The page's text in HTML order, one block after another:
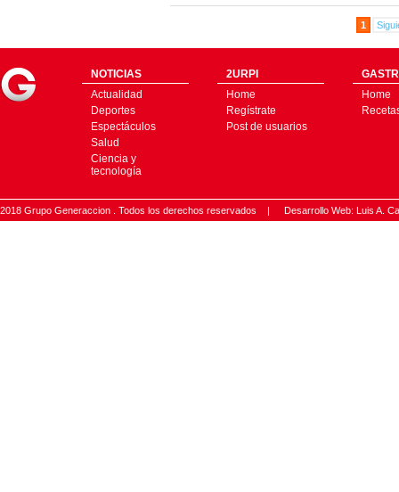
1
NOTICIAS
Actualidad
Deportes
Espectáculos
Salud
Ciencia y
tecnología
2URPI
Home
Regístrate
Post de usuarios
Home
2018 Grupo Generaccion . Todos los derechos reservados | Desarrollo Web: Luis